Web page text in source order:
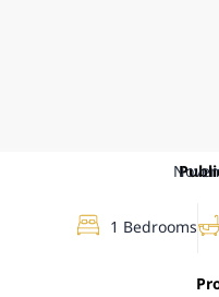
1 Bedrooms